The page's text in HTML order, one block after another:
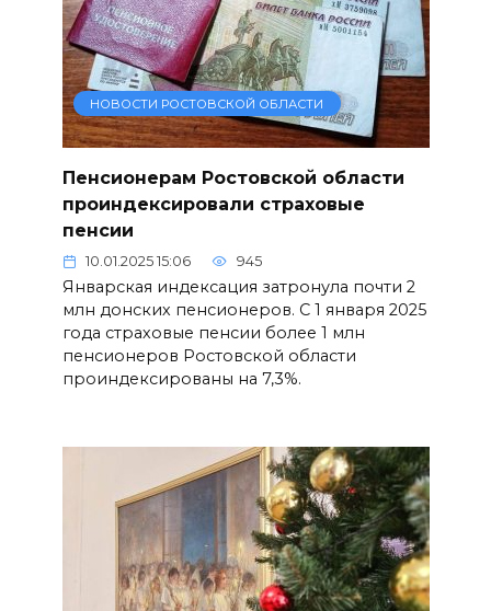
НОВОСТИ РОСТОВСКОЙ ОБЛАСТИ
Пенсионерам Ростовской области
проиндексировали страховые
пенсии
10.01.2025 15:06 945
Январская индексация затронула почти 2
млн донских пенсионеров. С 1 января 2025
года страховые пенсии более 1 млн
пенсионеров Ростовской области
проиндексированы на 7,3%.